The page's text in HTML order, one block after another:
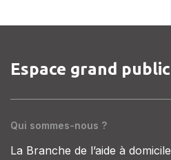
Espace grand public
Qui sommes-nous ?
La Branche de l’aide à domicile